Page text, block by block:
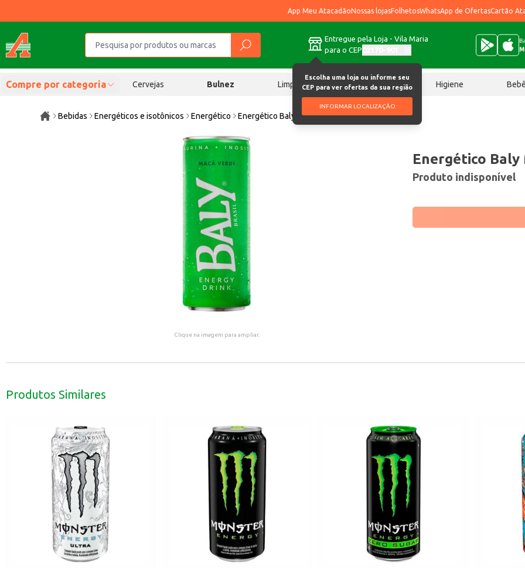
App Meu AtacadãoNossas lojasFolhetosWhatsApp de OfertasCartão
Entregue pela Loja - Vila Maria
para o CEP
Escolha uma loja ou informe seu
CEP para ver ofertas da sua região
INFORMAR LOCALIZAÇÃO
Compre por categoria Cervejas Bulnez Limpeza Chocolates Higiene
Bebidas Energéticos e isotônicos Energético Energético Baly Maçã Verde 250ml
Clique na imagem para ampliar.
Energético Baly
Produto indisponível
Produtos Similares